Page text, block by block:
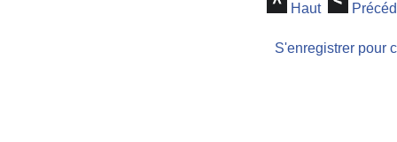
Haut
S'enregistrer pour